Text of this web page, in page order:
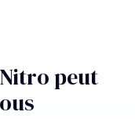
peut